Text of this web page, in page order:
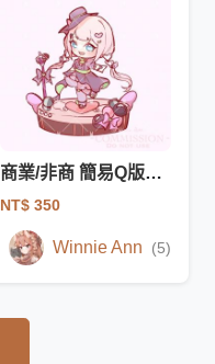
商業/非商 簡易Q版插畫 2頭身WinnieAnn繪.
NT$ 350
Winnie Ann (5)